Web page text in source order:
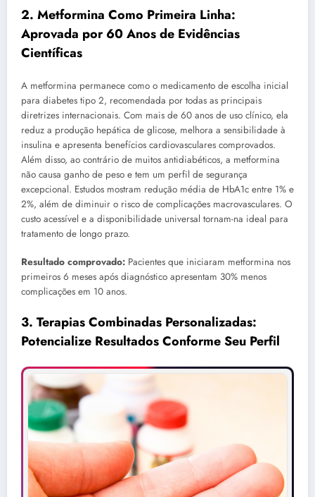
2. Metformina Como Primeira Linha:
Aprovada por 60 Anos de Evidências
Científicas
A metformina permanece como o medicamento de escolha inicial
para diabetes tipo 2, recomendada por todas as principais
diretrizes internacionais. Com mais de 60 anos de uso clínico, ela
reduz a produção hepática de glicose, melhora a sensibilidade à
insulina e apresenta benefícios cardiovasculares comprovados.
Além disso, ao contrário de muitos antidiabéticos, a metformina
não causa ganho de peso e tem um perfil de segurança
excepcional. Estudos mostram redução média de HbA1c entre 1% e
2%, além de diminuir o risco de complicações macrovasculares. O
custo acessível e a disponibilidade universal tornam-na ideal para
tratamento de longo prazo.
Resultado comprovado: Pacientes que iniciaram metformina nos
primeiros 6 meses após diagnóstico apresentam 30% menos
complicações em 10 anos.
3. Terapias Combinadas Personalizadas:
Potencialize Resultados Conforme Seu Perfil